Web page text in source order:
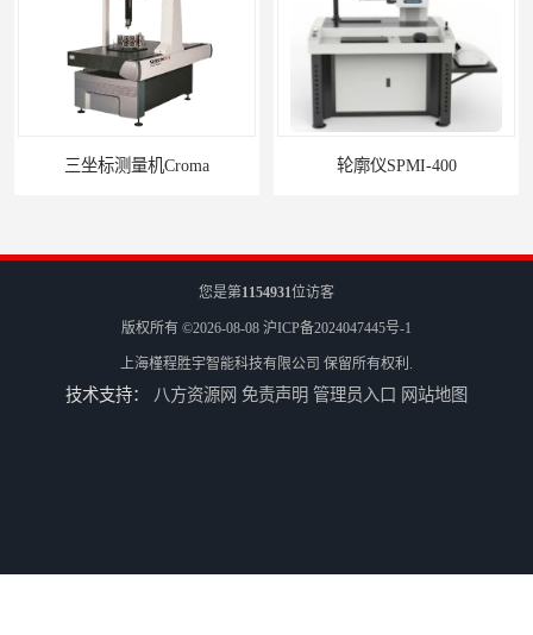
三坐标测量机Croma 轮廓仪SPMI-400
您是第1154931位访客
版权所有 ©2026-08-08 沪ICP备2024047445号-1
上海槿程胜宇智能科技有限公司 保留所有权利.
技术支持： 八方资源网 免责声明 管理员入口 网站地图